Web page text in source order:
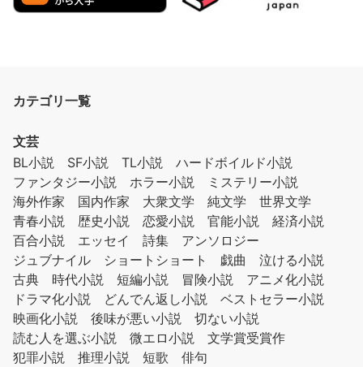
カテゴリ一覧
文芸
BL小説
SF小説 TL小説
ハードボイルド小説
ファンタジー小説
ホラー小説
ミステリー小説
海外作家
国内作家 大衆文学 純文学
世界文学
青春小説
歴史小説 恋愛小説 官能小説
経済小説
百合小説
エッセイ 詩集
アンソロジー
ジュブナイル
ショートショート 戯曲
泣ける小説
古典
時代小説 短編小説 冒険小説
アニメ化小説
ドラマ化小説
どんでん返し小説
ベストセラー小説
映画化小説
後味が悪い小説
切ない小説
読む人を選ぶ小説
微エロ小説
文学賞受賞作
犯罪小説
推理小説 短歌
俳句